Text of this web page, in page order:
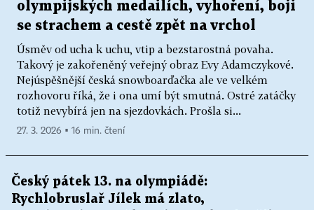
olympijských medailích, vyhoření, boji
se strachem a cestě zpět na vrchol
Úsměv od ucha k uchu, vtip a bezstarostná povaha.
Takový je zakořeněný veřejný obraz Evy Adamczykové.
Nejúspěšnější česká snowboarďačka ale ve velkém
rozhovoru říká, že i ona umí být smutná. Ostré zatáčky
totiž nevybírá jen na sjezdovkách. Prošla si...
27. 3. 2026 ▪ 16 min. čtení
Český pátek 13. na olympiádě:
Rychlobruslař Jílek má zlato,